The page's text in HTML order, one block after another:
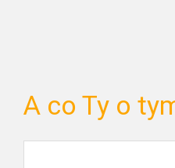
A co Ty o